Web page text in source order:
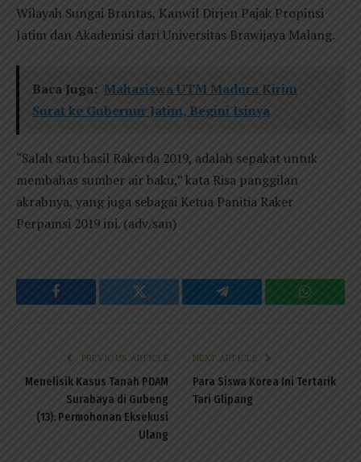
Wilayah Sungai Brantas, Kanwil Dirjen Pajak Propinsi
Jatim dan Akademisi dari Universitas Brawijaya Malang.
Baca Juga: Mahasiswa UTM Madura Kirim
Surat ke Gubernur Jatim, Begini Isinya
“Salah satu hasil Rakerda 2019, adalah sepakat untuk
membahas sumber air baku,” kata Risa panggilan
akrabnya, yang juga sebagai Ketua Panitia Raker
Perpamsi 2019 ini. (adv/san)
Facebook Twitter Telegram
PREVIOUS ARTICLE
Menelisik Kasus Tanah PDAM
Surabaya di Gubeng
(13): Permohonan Eksekusi
Ulang
NEXT ARTICLE
Para Siswa Korea Ini Tertarik
Tari Glipang